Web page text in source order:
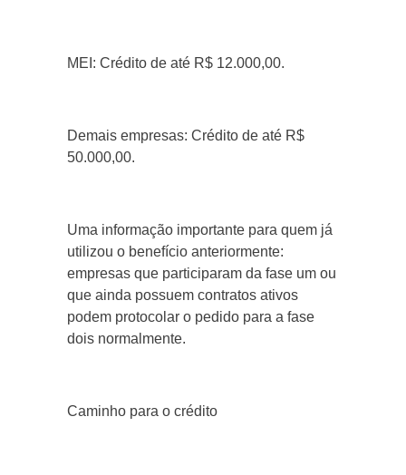
MEI: Crédito de até R$ 12.000,00.
Demais empresas: Crédito de até R$
50.000,00.
Uma informação importante para quem já
utilizou o benefício anteriormente:
empresas que participaram da fase um ou
que ainda possuem contratos ativos
podem protocolar o pedido para a fase
dois normalmente.
Caminho para o crédito